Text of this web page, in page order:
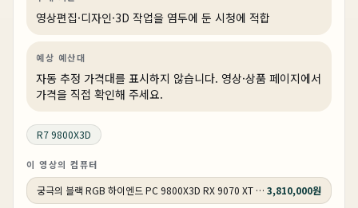
영상편집·디자인·3D 작업을 염두에 둔 시청에 적합
예상 예산대
자동 추정 가격대를 표시하지 않습니다. 영상·상품 페이지에서
가격을 직접 확인해 주세요.
R7 9800X3D
이 영상의 컴퓨터
궁극의 블랙 RGB 하이엔드 PC 9800X3D RX 9070 XT HY271 3,810,000원